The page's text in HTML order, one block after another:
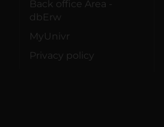
Back office Area -
dbErw
MyUnivr
Privacy policy